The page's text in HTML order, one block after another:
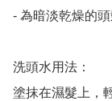
- 為暗淡乾燥的
洗頭水用法：
塗抹在濕髮上，